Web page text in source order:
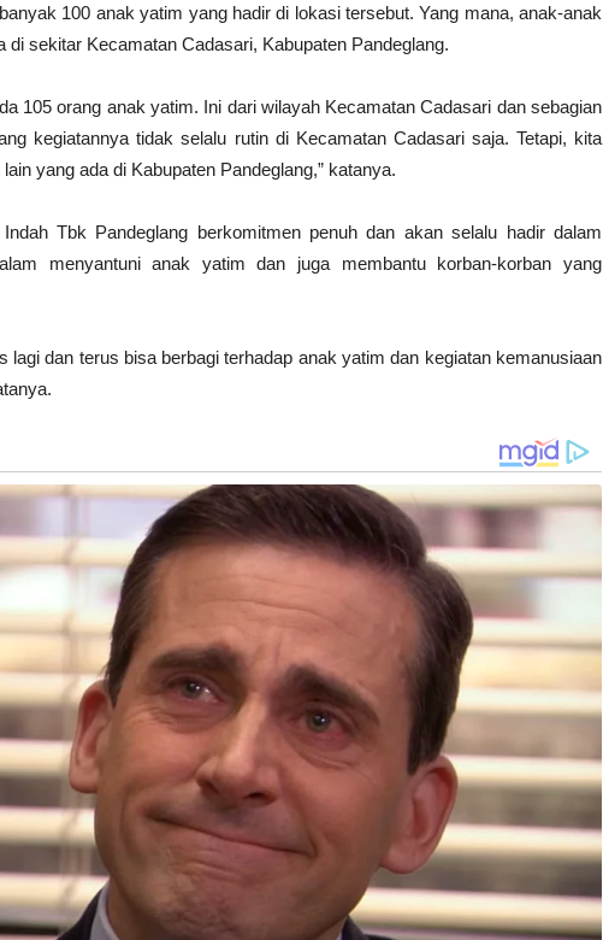
100 anak yatim yang hadir di lokasi tersebut. Yang mana, anak-anak
di sekitar Kecamatan Cadasari, Kabupaten Pandeglang.
105 orang anak yatim. Ini dari wilayah Kecamatan Cadasari dan sebagian
kegiatannya tidak selalu rutin di Kecamatan Cadasari saja. Tetapi, kita
yang ada di Kabupaten Pandeglang,” katanya.
Tbk Pandeglang berkomitmen penuh dan akan selalu hadir dalam
menyantuni anak yatim dan juga membantu korban-korban yang
lagi dan terus bisa berbagi terhadap anak yatim dan kegiatan kemanusiaan